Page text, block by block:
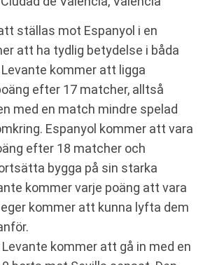
ställas mot Espanyol i en
att ha tydlig betydelse i båda
kommer att ligga
efter 17 matcher, alltså
med en match mindre spelad
Espanyol kommer att vara
efter 18 matcher och
bygga på sin starka
kommer varje poäng att vara
kommer att kunna lyfta dem
kommer att gå in med en